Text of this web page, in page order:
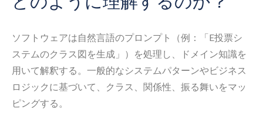
ソフトウェアは自然言語のプロンプト（例：「E投票シ
ステムのクラス図を生成」）を処理し、ドメイン知識を
用いて解釈する。一般的なシステムパターンやビジネス
ロジックに基づいて、クラス、関係性、振る舞いをマッ
ピングする。